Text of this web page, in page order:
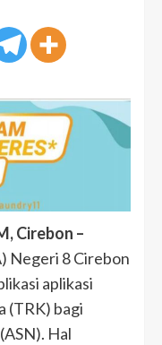
Cirebon –
Negeri 8 Cirebon
aplikasi
(TRK) bagi
Hal